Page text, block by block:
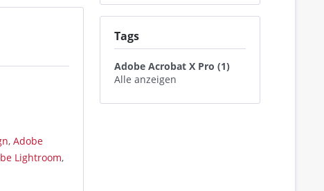
Tags
Adobe Acrobat X Pro (1)
Alle anzeigen
,Adobe
Lightroom,